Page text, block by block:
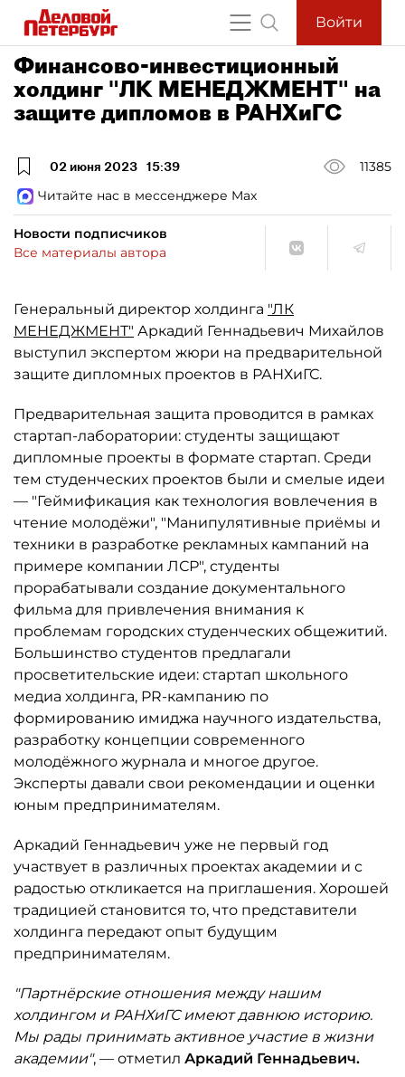
Войти
Финансово-инвестиционный
холдинг "ЛК МЕНЕДЖМЕНТ" на
защите дипломов в РАНХиГС
02 июня 2023 15:39
11385
Читайте нас в мессенджере Max
Новости подписчиков
Все материалы автора
Генеральный директор холдинга "ЛК
МЕНЕДЖМЕНТ" Аркадий Геннадьевич Михайлов
выступил экспертом жюри на предварительной
защите дипломных проектов в РАНХиГС.
Предварительная защита проводится в рамках
стартап-лаборатории: студенты защищают
дипломные проекты в формате стартап. Среди
тем студенческих проектов были и смелые идеи
— "Геймификация как технология вовлечения в
чтение молодёжи", "Манипулятивные приёмы и
техники в разработке рекламных кампаний на
примере компании ЛСР", студенты
прорабатывали создание документального
фильма для привлечения внимания к
проблемам городских студенческих общежитий.
Большинство студентов предлагали
просветительские идеи: стартап школьного
медиа холдинга, PR-кампанию по
формированию имиджа научного издательства,
разработку концепции современного
молодёжного журнала и многое другое.
Эксперты давали свои рекомендации и оценки
юным предпринимателям.
Аркадий Геннадьевич уже не первый год
участвует в различных проектах академии и с
радостью откликается на приглашения. Хорошей
традицией становится то, что представители
холдинга передают опыт будущим
предпринимателям.
"Партнёрские отношения между нашим
холдингом и РАНХиГС имеют давнюю историю.
Мы рады принимать активное участие в жизни
академии", — отметил Аркадий Геннадьевич.